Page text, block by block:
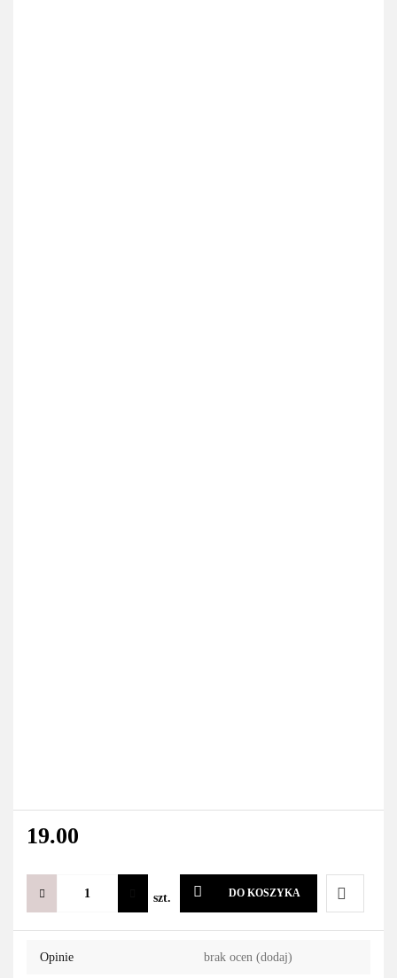
19.00
szt. DO KOSZYKA
Do
Opinie brak ocen (dodaj)